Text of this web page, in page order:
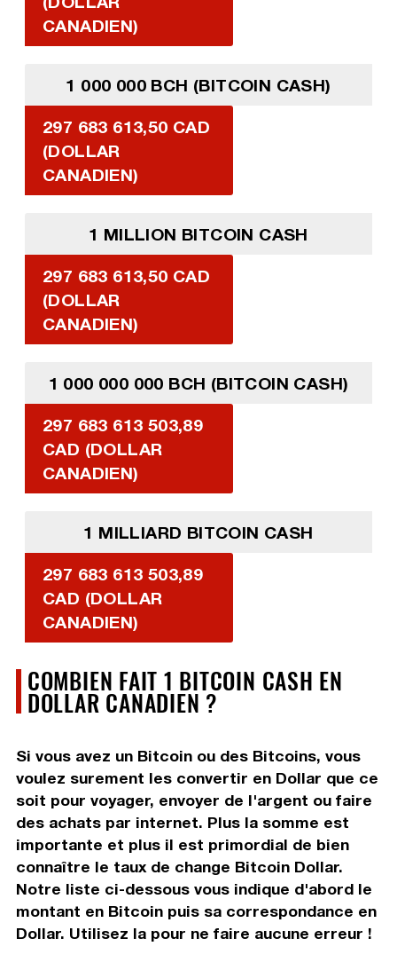
CANADIEN)
1 000 000 BCH (BITCOIN CASH)
297 683 613,50 CAD
(DOLLAR
CANADIEN)
1 MILLION BITCOIN CASH
297 683 613,50 CAD
(DOLLAR
CANADIEN)
1 000 000 000 BCH (BITCOIN CASH)
297 683 613 503,89
CAD (DOLLAR
CANADIEN)
1 MILLIARD BITCOIN CASH
297 683 613 503,89
CAD (DOLLAR
CANADIEN)
COMBIEN FAIT 1 BITCOIN CASH EN
DOLLAR CANADIEN ?
Si vous avez un Bitcoin ou des Bitcoins, vous
voulez surement les convertir en Dollar que ce
soit pour voyager, envoyer de l'argent ou faire
des achats par internet. Plus la somme est
importante et plus il est primordial de bien
connaître le taux de change Bitcoin Dollar.
Notre liste ci-dessous vous indique d'abord le
montant en Bitcoin puis sa correspondance en
Dollar. Utilisez la pour ne faire aucune erreur !